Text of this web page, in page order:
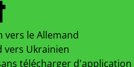
vers le Allemand
vers Ukrainien
télécharger d'application